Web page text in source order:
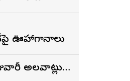
ఊహాగానాలు
అలవాట్లు…